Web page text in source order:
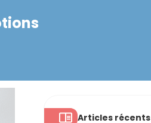
Articles récents